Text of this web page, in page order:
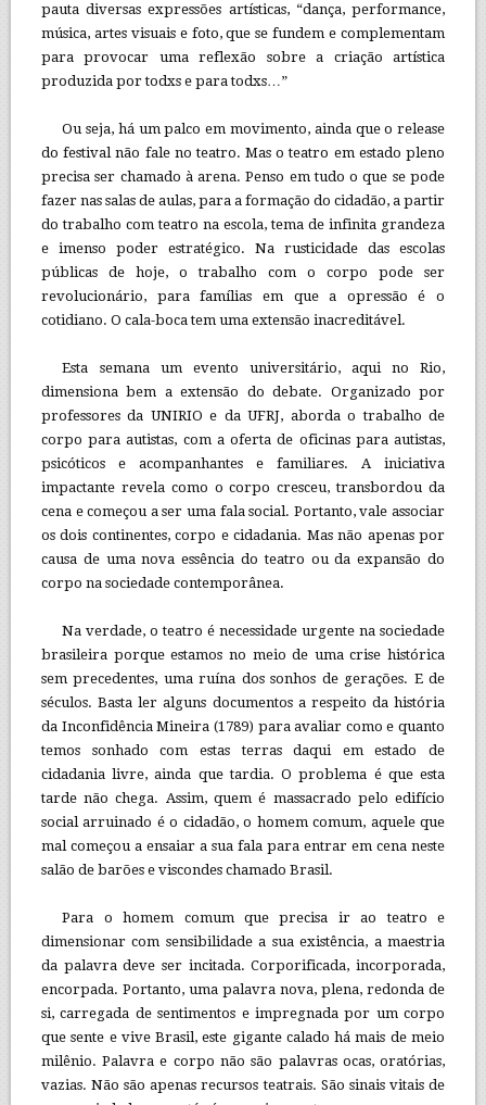
pauta diversas expressões artísticas, “dança, performance,
música, artes visuais e foto, que se fundem e complementam
para provocar uma reflexão sobre a criação artística
produzida por todxs e para todxs…”
Ou seja, há um palco em movimento, ainda que o release
do festival não fale no teatro. Mas o teatro em estado pleno
precisa ser chamado à arena. Penso em tudo o que se pode
fazer nas salas de aulas, para a formação do cidadão, a partir
do trabalho com teatro na escola, tema de infinita grandeza
e imenso poder estratégico. Na rusticidade das escolas
públicas de hoje, o trabalho com o corpo pode ser
revolucionário, para famílias em que a opressão é o
cotidiano. O cala-boca tem uma extensão inacreditável.
Esta semana um evento universitário, aqui no Rio,
dimensiona bem a extensão do debate. Organizado por
professores da UNIRIO e da UFRJ, aborda o trabalho de
corpo para autistas, com a oferta de oficinas para autistas,
psicóticos e acompanhantes e familiares. A iniciativa
impactante revela como o corpo cresceu, transbordou da
cena e começou a ser uma fala social. Portanto, vale associar
os dois continentes, corpo e cidadania. Mas não apenas por
causa de uma nova essência do teatro ou da expansão do
corpo na sociedade contemporânea.
Na verdade, o teatro é necessidade urgente na sociedade
brasileira porque estamos no meio de uma crise histórica
sem precedentes, uma ruína dos sonhos de gerações. E de
séculos. Basta ler alguns documentos a respeito da história
da Inconfidência Mineira (1789) para avaliar como e quanto
temos sonhado com estas terras daqui em estado de
cidadania livre, ainda que tardia. O problema é que esta
tarde não chega. Assim, quem é massacrado pelo edifício
social arruinado é o cidadão, o homem comum, aquele que
mal começou a ensaiar a sua fala para entrar em cena neste
salão de barões e viscondes chamado Brasil.
Para o homem comum que precisa ir ao teatro e
dimensionar com sensibilidade a sua existência, a maestria
da palavra deve ser incitada. Corporificada, incorporada,
encorpada. Portanto, uma palavra nova, plena, redonda de
si, carregada de sentimentos e impregnada por um corpo
que sente e vive Brasil, este gigante calado há mais de meio
milênio. Palavra e corpo não são palavras ocas, oratórias,
vazias. Não são apenas recursos teatrais. São sinais vitais de